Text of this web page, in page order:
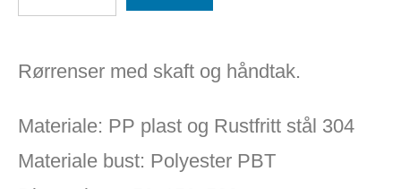
Rørrenser med skaft og håndtak.
Materiale: PP plast og Rustfritt stål 304
Materiale bust: Polyester PBT